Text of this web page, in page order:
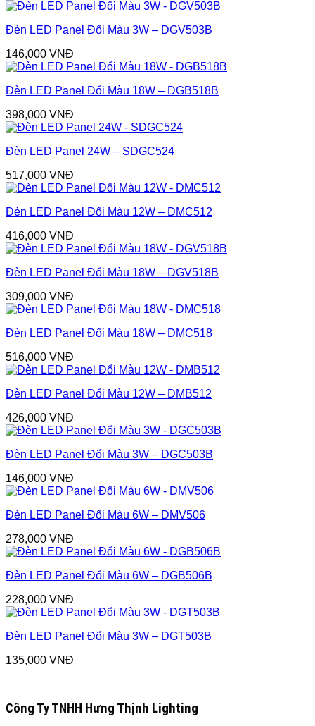
Đèn LED Panel Đổi Màu 3W – DGV503B
146,000 VNĐ
Đèn LED Panel Đổi Màu 18W – DGB518B
398,000 VNĐ
Đèn LED Panel 24W – SDGC524
517,000 VNĐ
Đèn LED Panel Đổi Màu 12W – DMC512
416,000 VNĐ
Đèn LED Panel Đổi Màu 18W – DGV518B
309,000 VNĐ
Đèn LED Panel Đổi Màu 18W – DMC518
516,000 VNĐ
Đèn LED Panel Đổi Màu 12W – DMB512
426,000 VNĐ
Đèn LED Panel Đổi Màu 3W – DGC503B
146,000 VNĐ
Đèn LED Panel Đổi Màu 6W – DMV506
278,000 VNĐ
Đèn LED Panel Đổi Màu 6W – DGB506B
228,000 VNĐ
Đèn LED Panel Đổi Màu 3W – DGT503B
135,000 VNĐ
Công Ty TNHH Hưng Thịnh Lighting